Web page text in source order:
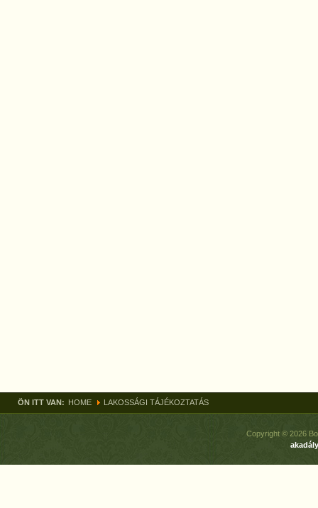
ÖN ITT VAN: HOME LAKOSSÁGI TÁJÉKOZTATÁS
Copyright © 2026